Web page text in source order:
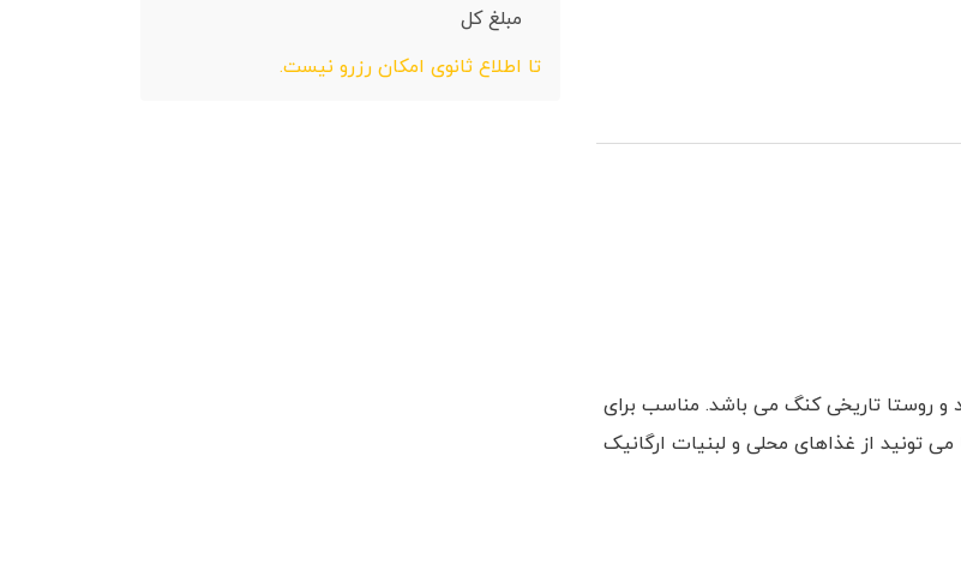
های بینالود و روستا تاریخی کنگ می باشد. مناسب برای
تونید از غذاهای محلی و لبنیات ارگانیک
مبلغ کل
تا اطلاع ثانوی امکان رزرو نیست.